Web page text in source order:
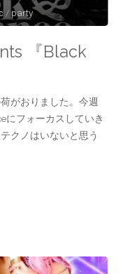
/ party
『Black
がおりました。今週
にフォーカスしていき
クノはいないと思う